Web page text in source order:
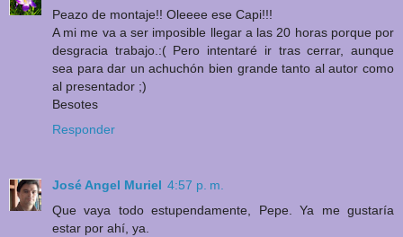
Peazo de montaje!! Oleeee ese Capi!!!
A mi me va a ser imposible llegar a las 20 horas porque por
desgracia trabajo.:( Pero intentaré ir tras cerrar, aunque
sea para dar un achuchón bien grande tanto al autor como
al presentador ;)
Besotes
Responder
José Angel Muriel 4:57 p. m.
Que vaya todo estupendamente, Pepe. Ya me gustaría
estar por ahí, ya.